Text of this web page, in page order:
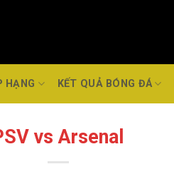
HẠNG KẾT QUẢ BÓNG ĐÁ
vs Arsenal